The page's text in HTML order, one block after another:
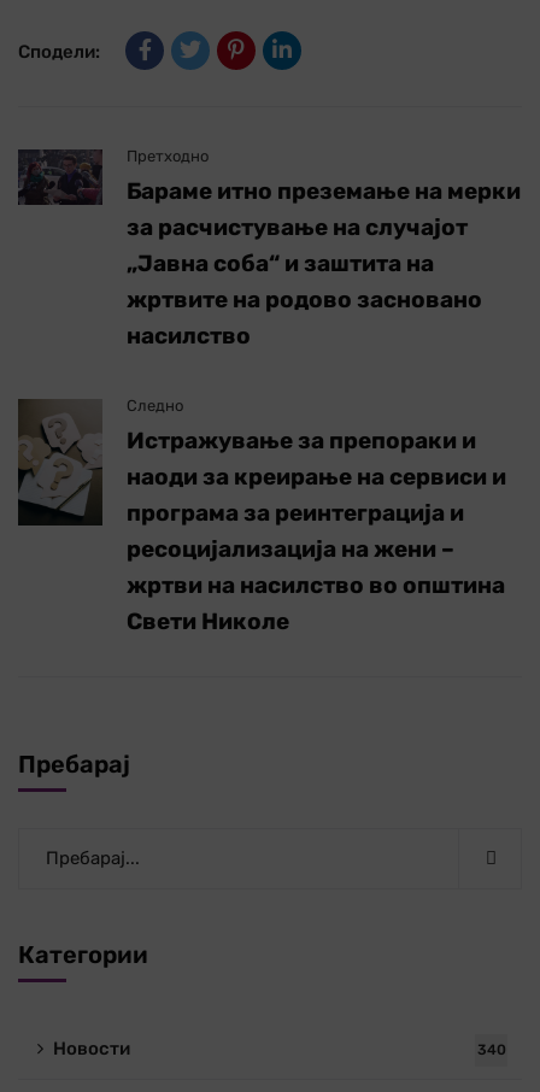
Сподели:
Претходно
Бараме итно преземање на мерки
за расчистување на случајот
„Јавна соба“ и заштита на
жртвите на родово засновано
насилство
Следно
Истражување за препораки и
наоди за креирање на сервиси и
програма за реинтеграција и
ресоцијализација на жени –
жртви на насилство во општина
Свети Николе
Пребарај
Категории
Новости 340